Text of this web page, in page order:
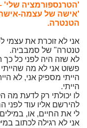
'הטרנספורמציה
'אישה של עצמה-
הטנטרה.
אני לא זוכרת את עצמי
טנטרה" של סמבביה.
לא שזה היה לפני כל
פשוט אני לא מה
הייתי מספיק אני, לא
הייתי.
לו יכולתי רק לדעת מה
להירשם אליו עוד לפני
לי את החיים, או,
אני לא רגילה לכתוב